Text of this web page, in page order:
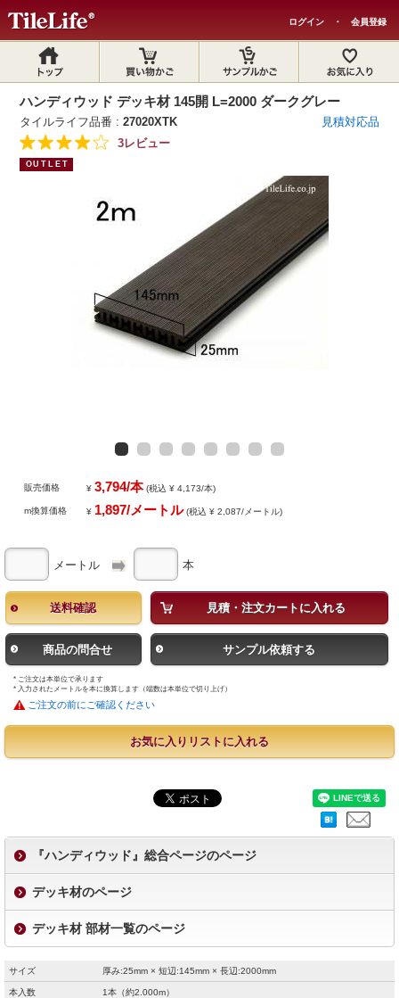
ログイン ・ 会員登録
ハンディウッド デッキ材 145開 L=2000 ダークグレー
タイルライフ品番 :27020XTK
見積対応品
3レビュー
OUTLET
販売価格 ¥3,794/本(税込 ¥ 4,173/本)
m換算価格 ¥ 1,897/メートル(税込 ¥ 2,087/メートル)
メートル 本
送料確認 見積・注文カートに入れる
商品の問合せ サンプル依頼する
* ご注文は本単位で承ります
* 入力されたメートルを本に換算します（端数は本単位で切り上げ）
ご注文の前にご確認ください
お気に入りリストに入れる
『ハンディウッド』総合ページのページ
デッキ材のページ
デッキ材 部材一覧のページ
サイズ 厚み:25mm × 短辺:145mm × 長辺:2000mm
本入数 1本（約2.000m）